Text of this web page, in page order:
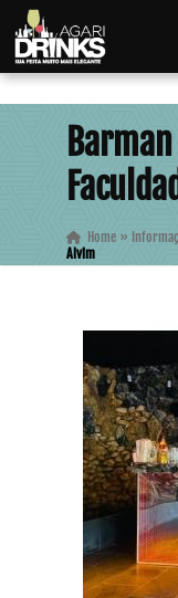
Home»
Alvim